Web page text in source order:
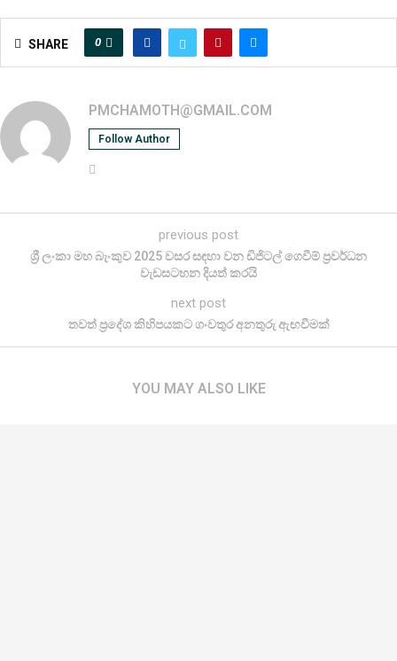
SHARE 0
PMCHAMOTH@GMAIL.COM
Follow Author
previous post
ශ්‍රී ලංකා මහ බැංකුව 2025 වසර සඳහා වන ඩිජිටල් ගෙවීම් ප්‍රවර්ධන
වැඩසටහන දියත් කරයි
next post
තවත් ප්‍රදේශ කිහිපයකට ගංවතුර අනතුරු ඇඟවීමක්
YOU MAY ALSO LIKE